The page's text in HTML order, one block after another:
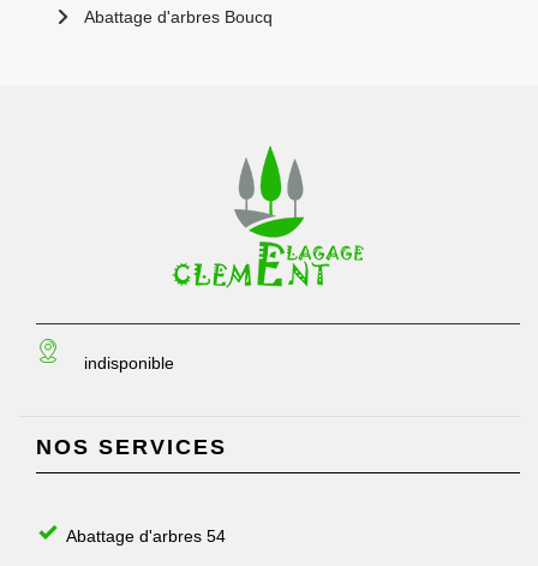
Abattage d'arbres Boucq
indisponible
NOS SERVICES
Abattage d'arbres 54